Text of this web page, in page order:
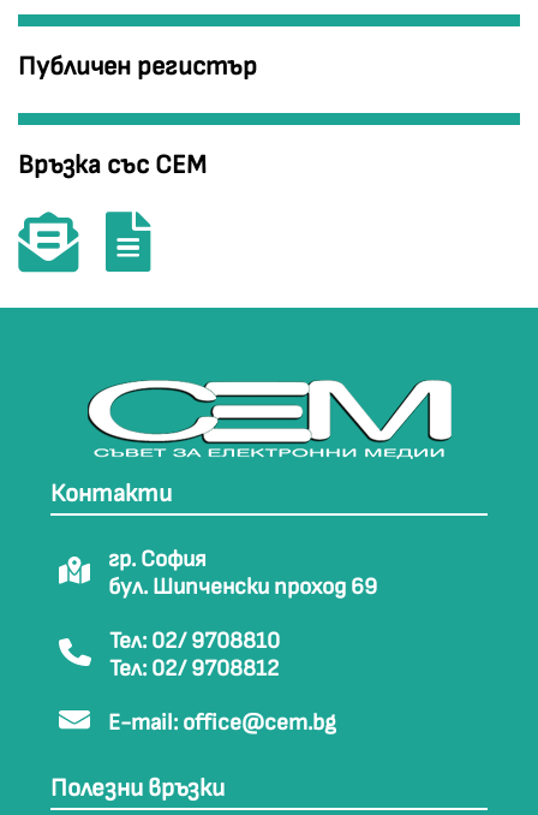
Публичен регистър
Връзка със СЕМ
Контакти
гр. София
бул. Шипченски проход 69
Тел: 02/ 9708810
Тел: 02/ 9708812
E-mail: office@cem.bg
Полезни връзки